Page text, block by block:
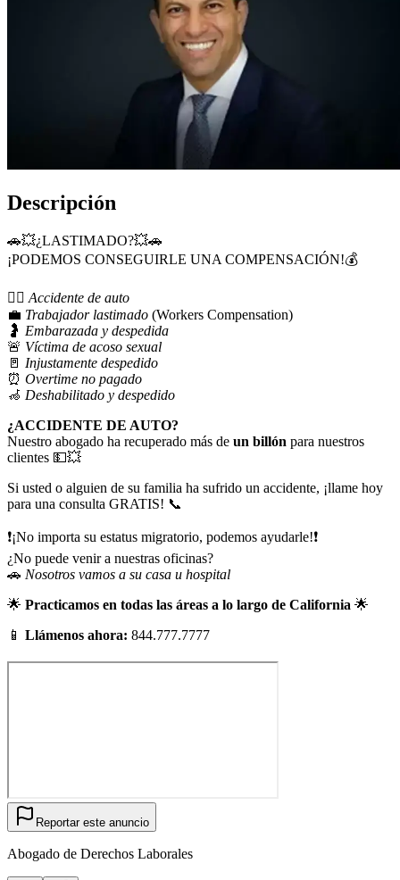
Descripción
🚗💥¿LASTIMADO?💥🚗
¡PODEMOS CONSEGUIRLE UNA COMPENSACIÓN!💰
👷‍♂️ Accidente de auto
💼 Trabajador lastimado (Workers Compensation)
🤰 Embarazada y despedida
🚨 Víctima de acoso sexual
🚪 Injustamente despedido
⏰ Overtime no pagado
🦽 Deshabilitado y despedido
¿ACCIDENTE DE AUTO?
Nuestro abogado ha recuperado más de un billón para nuestros
clientes 💵💥
Si usted o alguien de su familia ha sufrido un accidente, ¡llame hoy
para una consulta GRATIS! 📞
❗¡No importa su estatus migratorio, podemos ayudarle!❗
¿No puede venir a nuestras oficinas?
🚗 Nosotros vamos a su casa u hospital
🌟 Practicamos en todas las áreas a lo largo de California 🌟
📱 Llámenos ahora: 844.777.7777
Reportar este anuncio
Abogado de Derechos Laborales